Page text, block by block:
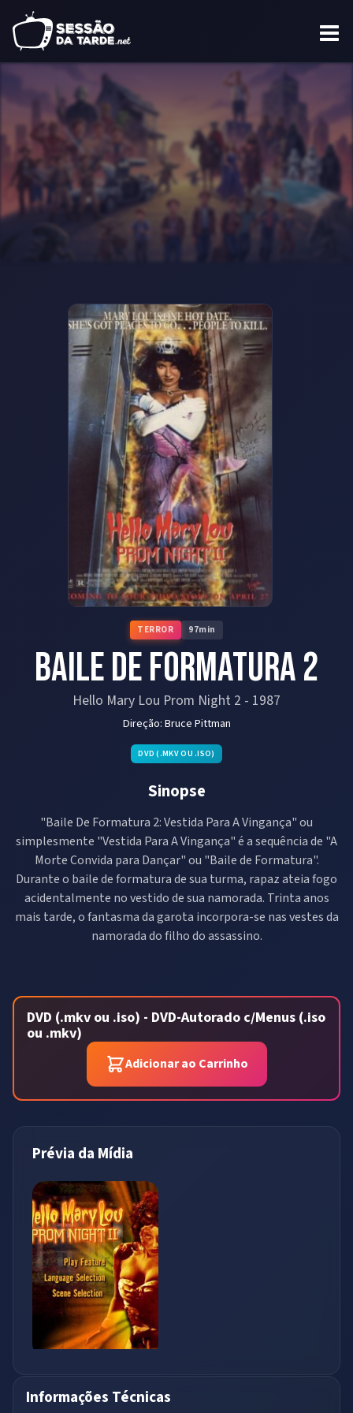
TERROR 97min
Baile de Formatura 2
Hello Mary Lou Prom Night 2 - 1987
Direção:Bruce Pittman
DVD (.MKV OU .ISO)
Sinopse
"Baile De Formatura 2: Vestida Para A Vingança" ou
simplesmente "Vestida Para A Vingança" é a sequência de "A
Morte Convida para Dançar" ou "Baile de Formatura".
Durante o baile de formatura de sua turma, rapaz ateia fogo
acidentalmente no vestido de sua namorada. Trinta anos
mais tarde, o fantasma da garota incorpora-se nas vestes da
namorada do filho do assassino.
DVD (.mkv ou .iso) - DVD-Autorado c/Menus (.iso
ou .mkv)
Adicionar ao Carrinho
Prévia da Mídia
Informações Técnicas